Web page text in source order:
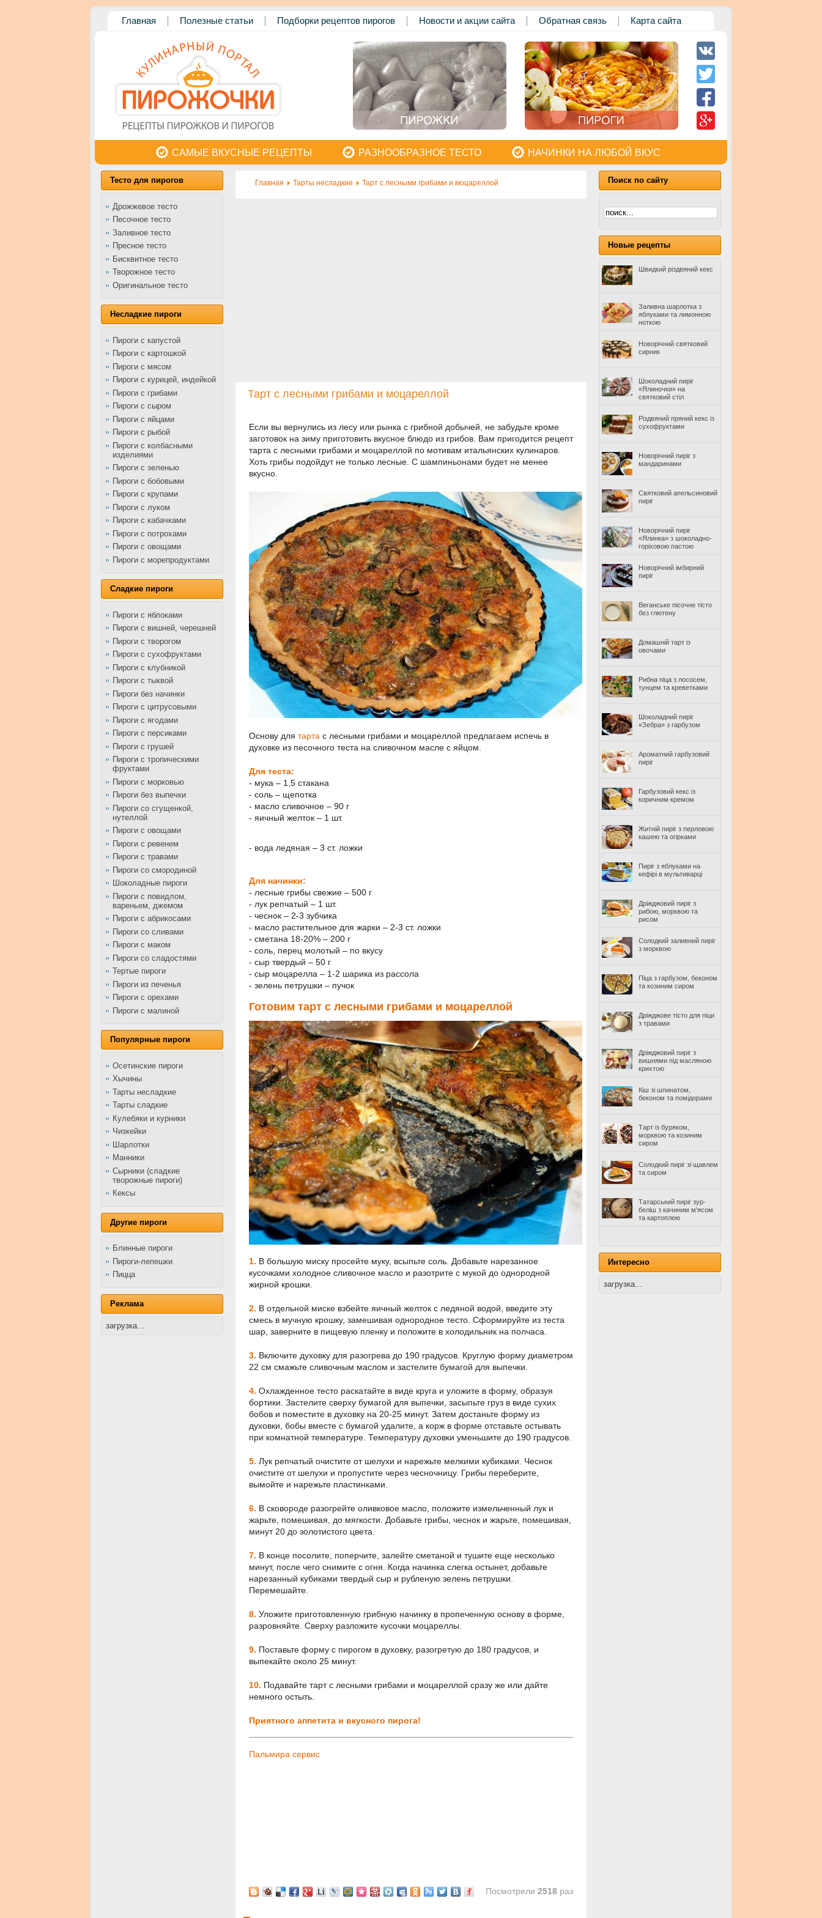
Главная Полезные статьи Подборки рецептов пирогов Новости и акции сайта Обратная связь Карта сайта
САМЫЕ ВКУСНЫЕ РЕЦЕПТЫ РАЗНООБРАЗНОЕ ТЕСТО НАЧИНКИ НА ЛЮБОЙ ВКУС
Тесто для пирогов
Дрожжевое тесто
Песочное тесто
Заливное тесто
Пресное тесто
Бисквитное тесто
Творожное тесто
Оригинальное тесто
Несладкие пироги
Пироги с капустой
Пироги с картошкой
Пироги с мясом
Пироги с курицей, индейкой
Пироги с грибами
Пироги с сыром
Пироги с яйцами
Пироги с рыбой
Пироги с колбасными
изделиями
Пироги с зеленью
Пироги с бобовыми
Пироги с крупами
Пироги с луком
Пироги с кабачками
Пироги с потрохами
Пироги с овощами
Пироги с морепродуктами
Сладкие пироги
Пироги с яблоками
Пироги с вишней, черешней
Пироги с творогом
Пироги с сухофруктами
Пироги с клубникой
Пироги с тыквой
Пироги без начинки
Пироги с цитрусовыми
Пироги с ягодами
Пироги с персиками
Пироги с грушей
Пироги с тропическими
фруктами
Пироги с морковью
Пироги без выпечки
Пироги со сгущенкой,
нутеллой
Пироги с овощами
Пироги с ревенем
Пироги с травами
Пироги со смородиной
Шоколадные пироги
Пироги с повидлом,
вареньем, джемом
Пироги с абрикосами
Пироги со сливами
Пироги с маком
Пироги со сладостями
Тертые пироги
Пироги из печенья
Пироги с орехами
Пироги с малиной
Популярные пироги
Осетинские пироги
Хычины
Тарты несладкие
Тарты сладкие
Кулебяки и курники
Чизкейки
Шарлотки
Манники
Сырники (сладкие
творожные пироги)
Кексы
Другие пироги
Блинные пироги
Пироги-лепешки
Пицца
Реклама
загрузка...
Главная Тарты несладкие Тарт с лесными грибами и моцареллой
Тарт с лесными грибами и моцареллой
Если вы вернулись из лесу или рынка с грибной добычей, не забудьте кроме
заготовок на зиму приготовить вкусное блюдо из грибов. Вам пригодится рецепт
тарта с лесными грибами и моцареллой по мотивам итальянских кулинаров.
Хоть грибы подойдут не только лесные. С шампиньонами будет не менее
вкусно.
Основу для тарта с лесными грибами и моцареллой предлагаем испечь в
духовке из песочного теста на сливочном масле с яйцом.
Для теста:
- мука – 1,5 стакана
- соль – щепотка
- масло сливочное – 90 г
- яичный желток – 1 шт.
- вода ледяная – 3 ст. ложки
Для начинки:
- лесные грибы свежие – 500 г
- лук репчатый – 1 шт.
- чеснок – 2-3 зубчика
- масло растительное для жарки – 2-3 ст. ложки
- сметана 18-20% – 200 г
- соль, перец молотый – по вкусу
- сыр твердый – 50 г
- сыр моцарелла – 1-2 шарика из рассола
- зелень петрушки – пучок
Готовим тарт с лесными грибами и моцареллой
1. В большую миску просейте муку, всыпьте соль. Добавьте нарезанное
кусочками холодное сливочное масло и разотрите с мукой до однородной
жирной крошки.
2. В отдельной миске взбейте яичный желток с ледяной водой, введите эту
смесь в мучную крошку, замешивая однородное тесто. Сформируйте из теста
шар, заверните в пищевую пленку и положите в холодильник на полчаса.
3. Включите духовку для разогрева до 190 градусов. Круглую форму диаметром
22 см смажьте сливочным маслом и застелите бумагой для выпечки.
4. Охлажденное тесто раскатайте в виде круга и уложите в форму, образуя
бортики. Застелите сверху бумагой для выпечки, засыпьте груз в виде сухих
бобов и поместите в духовку на 20-25 минут. Затем достаньте форму из
духовки, бобы вместе с бумагой удалите, а корж в форме отставьте остывать
при комнатной температуре. Температуру духовки уменьшите до 190 градусов.
5. Лук репчатый очистите от шелухи и нарежьте мелкими кубиками. Чеснок
очистите от шелухи и пропустите через чесночницу. Грибы переберите,
вымойте и нарежьте пластинками.
6. В сковороде разогрейте оливковое масло, положите измельченный лук и
жарьте, помешивая, до мягкости. Добавьте грибы, чеснок и жарьте, помешивая,
минут 20 до золотистого цвета.
7. В конце посолите, поперчите, залейте сметаной и тушите еще несколько
минут, после чего снимите с огня. Когда начинка слегка остынет, добавьте
нарезанный кубиками твердый сыр и рубленую зелень петрушки.
Перемешайте.
8. Уложите приготовленную грибную начинку в пропеченную основу в форме,
разровняйте. Сверху разложите кусочки моцареллы.
9. Поставьте форму с пирогом в духовку, разогретую до 180 градусов, и
выпекайте около 25 минут.
10. Подавайте тарт с лесными грибами и моцареллой сразу же или дайте
немного остыть.
Приятного аппетита и вкусного пирога!
Пальмира сервис
Посмотрели 2518 раз
Поиск по сайту
Новые рецепты
Швидкий різдвяний кекс
Заливна шарлотка з
яблуками та лимонною
ноткою
Новорічний святковий
сирник
Шоколадний пиріг
«Ялиночки» на
святковий стіл
Різдвяний пряний кекс із
сухофруктами
Новорічний пиріг з
мандаринами
Святковий апельсиновий
пиріг
Новорічний пиріг
«Ялинка» з шоколадно-
горіховою пастою
Новорічний імбирний
пиріг
Веганське пісочне тісто
без глютену
Домашній тарт із
овочами
Рибна піца з лососем,
тунцем та креветками
Шоколадний пиріг
«Зебра» з гарбузом
Ароматний гарбузовий
пиріг
Гарбузовий кекс із
коричним кремом
Житній пиріг з перловою
кашею та огірками
Пиріг з яблуками на
кефірі в мультиварці
Дріжджовий пиріг з
рибою, морквою та
рисом
Солодкий заливний пиріг
з морквою
Піца з гарбузом, беконом
та козиним сиром
Дріжджове тісто для піци
з травами
Дріжджовий пиріг з
вишнями під масляною
крихтою
Кіш зі шпинатом,
беконом та помідорами
Тарт із буряком,
морквою та козиним
сиром
Солодкий пиріг зі щавлем
та сиром
Татарський пиріг зур-
беліш з качиним м'ясом
та картоплею
Интересно
загрузка...